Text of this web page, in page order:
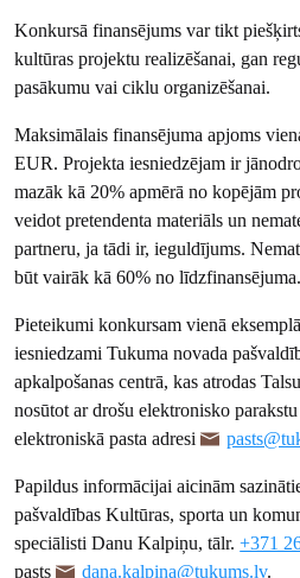
Konkursā finansējums var tikt
kultūras projektu realizēšanai, gan
pasākumu vai ciklu organizēšanai.
Maksimālais finansējuma apjoms
EUR. Projekta iesniedzējam ir
mazāk kā 20% apmērā no kopējām
veidot pretendenta materiāls un
partneru, ja tādi ir, ieguldījums.
būt vairāk kā 60% no līdzfinansējuma.
Pieteikumi konkursam vienā
iesniedzami Tukuma novada
apkalpošanas centrā, kas atrodas
nosūtot ar drošu elektronisko
elektroniskā pasta adresi
Papildus informācijai aicinām
pašvaldības Kultūras, sporta un
speciālisti Danu Kalpiņu, tālr.+371
pasts
dana.kalpina@tukums.lv.